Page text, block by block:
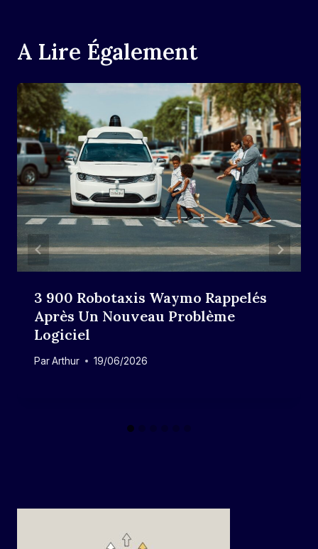
A Lire Également
3 900 Robotaxis Waymo Rappelés
Après Un Nouveau Problème
Logiciel
ParArthur 19/06/2026